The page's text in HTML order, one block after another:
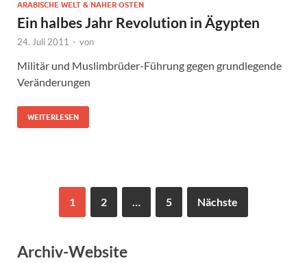
ARABISCHE WELT & NAHER OSTEN
Ein halbes Jahr Revolution in Ägypten
24. Juli 2011 - von
Militär und Muslimbrüder-Führung gegen grundlegende
Veränderungen
WEITERLESEN
1 2 5 Nächste
Archiv-Website